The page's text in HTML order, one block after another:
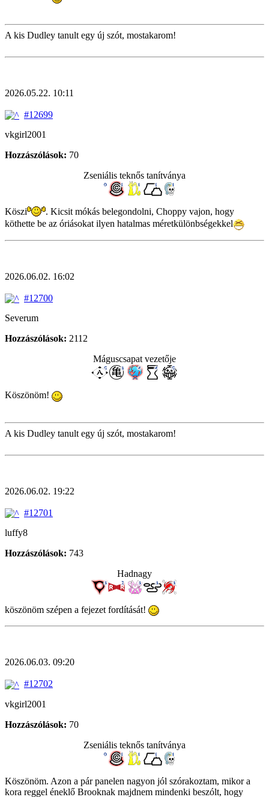
A kis Dudley tanult egy új szót, mostakarom!
2026.05.22. 10:11
#12699
vkgirl2001
Hozzászólások: 70
Zseniális teknős tanítványa
Köszi
. Kicsit mókás belegondolni, Choppy vajon, hogy
köthette be az óriásokat ilyen hatalmas méretkülönbségekkel
2026.06.02. 16:02
#12700
Severum
Hozzászólások: 2112
Máguscsapat vezetője
Köszönöm!
A kis Dudley tanult egy új szót, mostakarom!
2026.06.02. 19:22
#12701
luffy8
Hozzászólások: 743
Hadnagy
köszönöm szépen a fejezet fordítását!
2026.06.03. 09:20
#12702
vkgirl2001
Hozzászólások: 70
Zseniális teknős tanítványa
Köszönöm. Azon a pár panelen nagyon jól szórakoztam, mikor a
kora reggel éneklő Brooknak majdnem mindenki beszólt, hogy